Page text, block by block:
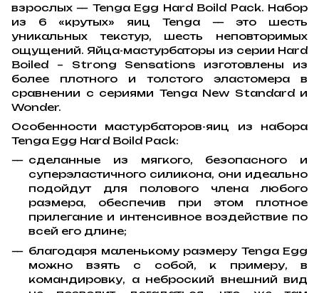
взрослых — Tenga Egg Hard Boild Pack. Набор
из 6 «крутых» яиц Tenga — это шесть
уникальных текстур, шесть неповторимых
ощущений. Яйца-мастурбаторы из серии Hard
Boiled – Strong Sensations изготовлены из
более плотного и толстого эластомера в
сравнении с сериями Tenga New Standard и
Wonder.
Особенности мастурбаторов-яиц из набора
Tenga Egg Hard Boild Pack:
сделанные из мягкого, безопасного и
суперэластичного силикона, они идеально
подойдут для полового члена любого
размера, обеспечив при этом плотное
прилегание и интенсивное воздействие по
всей его длине;
благодаря маленькому размеру Tenga Egg
можно взять с собой, к примеру, в
командировку, а неброский внешний вид